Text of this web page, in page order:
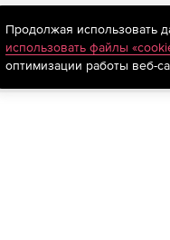
store.softline.ru
сведений, относящихся
Продолжая использовать
использовать файлы
оптимизации работы веб-